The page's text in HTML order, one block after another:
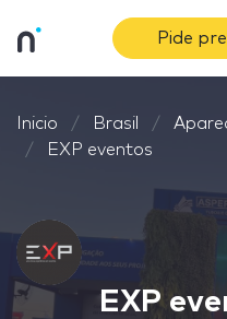
Pide
Inicio Brasil
EXP eventos
EXP